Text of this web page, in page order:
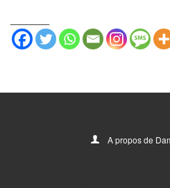
A propos de